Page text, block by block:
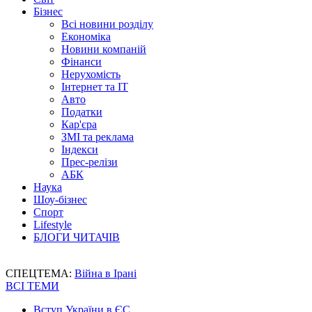
Бізнес
Всі новини розділу
Економіка
Новини компаній
Фінанси
Нерухомість
Інтернет та IT
Авто
Податки
Кар'єра
ЗМІ та реклама
Індекси
Прес-релізи
АБК
Наука
Шоу-бізнес
Спорт
Lifestyle
БЛОГИ ЧИТАЧІВ
СПЕЦТЕМА: Війна в Ірані
ВСІ ТЕМИ
Вступ України в ЄС